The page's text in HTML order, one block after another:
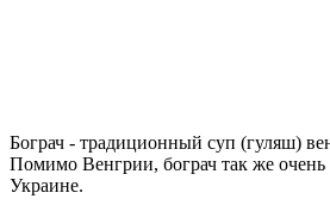
Бограч - традиционный суп (гуляш)
Помимо Венгрии, бограч так же очень
Украине.